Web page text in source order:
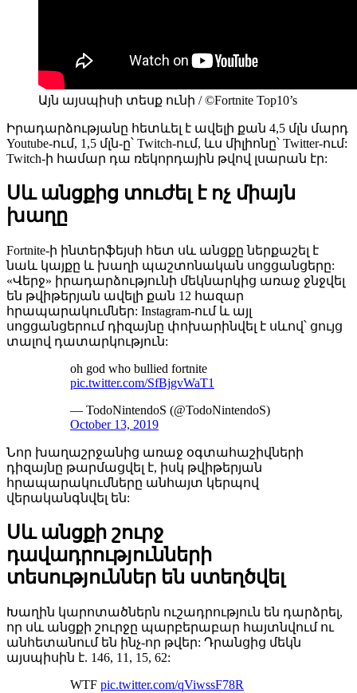
Այն այսպիսի տեսք ունի / ©Fortnite Top10’s
Իրադարձությանը հետևել է ավելի քան 4,5 մլն մարդ
Youtube-ում, 1,5 մլն-ը՝ Twitch-ում, ևս միլիոնը՝ Twitter-ում:
Twitch-ի համար դա ռեկորդային թվով լսարան էր:
Սև անցքից տուժել է ոչ միայն
խաղը
Fortnite-ի ինտերֆեյսի հետ սև անցքը ներքաշել է
նաև կայքը և խաղի պաշտոնական սոցցանցերը:
«Վերջ» իրադարձությունի մեկնարկից առաջ ջնջվել
են թվիթերյան ավելի քան 12 հազար
հրապարակումներ: Instagram-ում և այլ
սոցցանցերում դիզայնը փոխարինվել է սևով՝ ցույց
տալով դատարկություն:
oh god who bullied fortnite
pic.twitter.com/SfBjgvWaT1
— TodoNintendoS (@TodoNintendoS)
October 13, 2019
Նոր խաղաշրջանից առաջ օգտահաշիվների
դիզայնը թարմացվել է, իսկ թվիթերյան
հրապարակումները անհայտ կերպով
վերականգնվել են:
Սև անցքի շուրջ
դավադրությունների
տեսություններ են ստեղծվել
Խաղին կարոտածներն ուշադրություն են դարձրել,
որ սև անցքի շուրջը պարբերաբար հայտնվում ու
անհետանում են ինչ-որ թվեր: Դրանցից մեկն
այսպիսին է. 146, 11, 15, 62:
WTF pic.twitter.com/qViwssF78R